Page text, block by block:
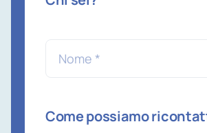
Come possiamo